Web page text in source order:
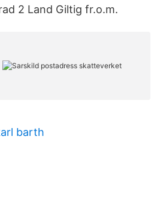
2 Land Giltig fr.o.m.
barth